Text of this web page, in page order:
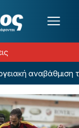
αναβάθμιση του